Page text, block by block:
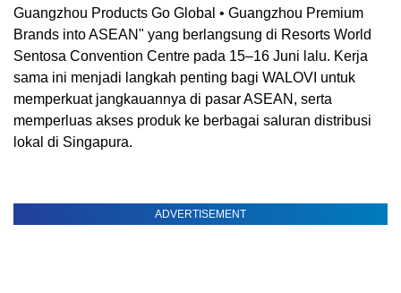
Guangzhou Products Go Global • Guangzhou Premium
Brands into ASEAN" yang berlangsung di Resorts World
Sentosa Convention Centre pada 15–16 Juni lalu. Kerja
sama ini menjadi langkah penting bagi WALOVI untuk
memperkuat jangkauannya di pasar ASEAN, serta
memperluas akses produk ke berbagai saluran distribusi
lokal di Singapura.
ADVERTISEMENT